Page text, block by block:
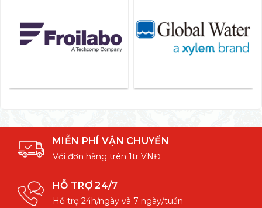
MIỄN PHÍ VẬN CHUYỂN
Với đơn hàng trên 1tr VNĐ
HỖ TRỢ 24/7
Hỗ trợ 24h/ngày và 7 ngày/tuần